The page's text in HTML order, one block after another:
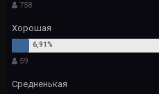
758
Хорошая
59
Средненькая